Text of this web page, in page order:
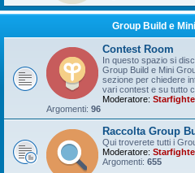
Group Build e
Contest Room
In questo spazio si
Group Build e Mini
sezione per chiedere
vari contest e su tutto
Moderatore:
Argomenti: 96
Raccolta Group
Qui troverete tutti i
Moderatore:
Argomenti: 655